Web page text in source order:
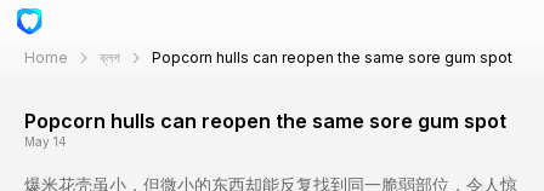
Home ব্লগ Popcorn hulls can reopen the same sore gum spot
Popcorn hulls can reopen the same sore gum spot
May 14
爆米花壳虽小，但微小的东西却能反复找到同一脆弱部位，令人惊